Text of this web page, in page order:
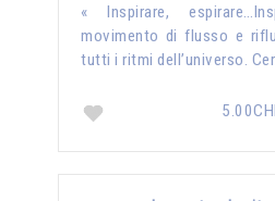
« Inspirare,
movimento di flusso e
tutti i ritmi dell’universo.